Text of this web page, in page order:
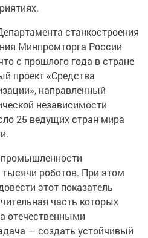
станкостроения
Минпромторга России
с прошлого года в стране
проект «Средства
направленный
независимости
25 ведущих стран мира
промышленности
тысячи роботов. При этом
этот показатель
часть которых
отечественными
— создать устойчивый